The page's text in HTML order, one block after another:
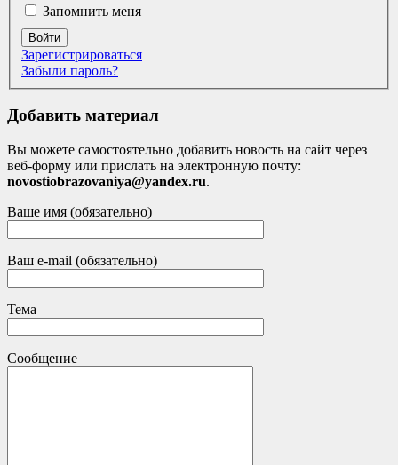
Запомнить меня
Войти
Зарегистрироваться
Забыли пароль?
Добавить материал
Вы можете самостоятельно добавить новость на сайт через
веб-форму или прислать на электронную почту:
novostiobrazovaniya@yandex.ru.
Ваше имя (обязательно)
Ваш e-mail (обязательно)
Тема
Сообщение